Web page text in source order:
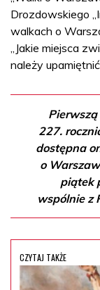
Drozdowskiego
walkach o
„Jakie miejsca
należy
227.
dostępna
o
piątek
wspólnie z
CZYTAJ TAKŻE